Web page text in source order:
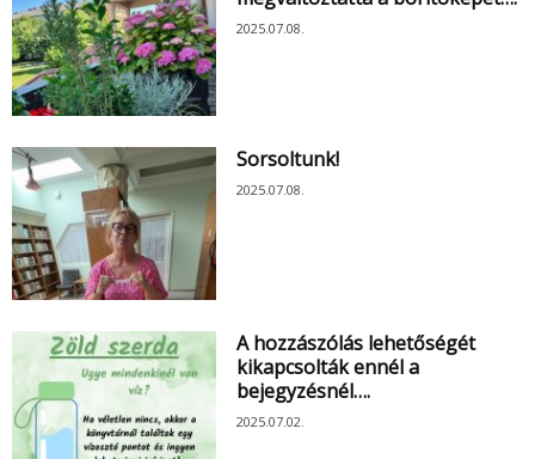
2025.07.08.
Sorsoltunk!
2025.07.08.
A hozzászólás lehetőségét
kikapcsolták ennél a
bejegyzésnél….
2025.07.02.